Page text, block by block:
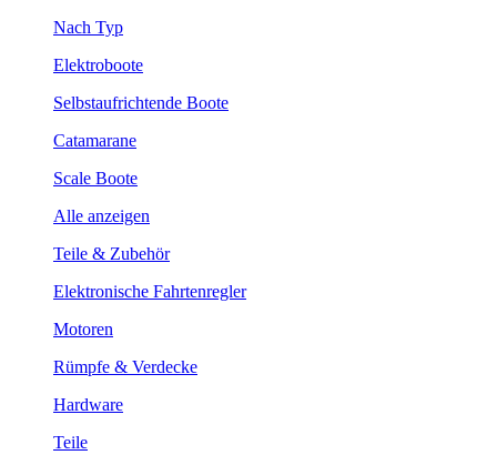
Nach Typ
Elektroboote
Selbstaufrichtende Boote
Catamarane
Scale Boote
Alle anzeigen
Teile & Zubehör
Elektronische Fahrtenregler
Motoren
Rümpfe & Verdecke
Hardware
Teile